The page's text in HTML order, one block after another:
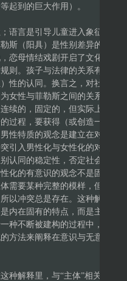
起到的巨大作用）。
语言是引导儿童进入象征秩序
斯（阳具）是性别差异的中心
恋母情结戏剧开启了文化互动
则。孩子与法律的关系有赖于
性的认同。换言之，对社会互
女性与菲勒斯之间的关系一定
续的，固定的，但实际上，它
过程，要获得（或创造一种幻
性特质的观念是建立在对女性
引入男性化与女性化的对立。
认同的稳定性，否定社会性别
化的有意识的观念不是固定的
需要某种完整的模样，但由于
以冲突总是存在。这种解释使“
内在固有的特点，而是主观自
种不断被建构的过程中，并且
方法来阐释在意识与无意识层
种解释里，与“主体”相关的问